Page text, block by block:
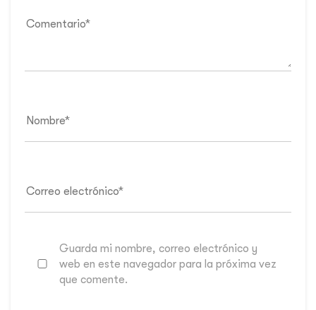
Guarda mi nombre, correo electrónico y
web en este navegador para la próxima vez
que comente.